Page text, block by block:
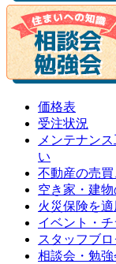
価格表
受注状況
メンテナン
い
不動産の売
空き家・建
火災保険を
イベント・チ
スタッフブ
相談会・勉強